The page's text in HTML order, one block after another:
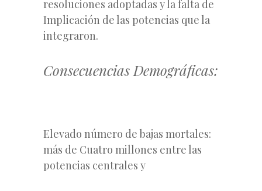
resoluciones adoptadas y la falta de
Implicación de las potencias que la
integraron.
Consecuencias Demográficas:
Elevado número de bajas mortales:
más de Cuatro millones entre las
potencias centrales y